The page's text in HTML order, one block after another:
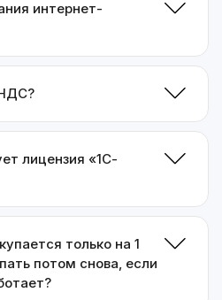
интернет-
лицензия «1С-
только на 1
потом снова, если